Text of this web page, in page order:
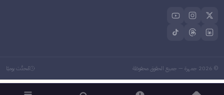
©
2026 جمهرة — جميع الحقوق محفوظة مُحدَّث يوميًا